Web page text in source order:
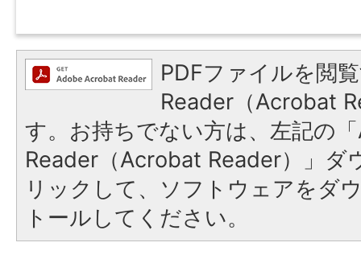
PDFファイルを閲
Reader（Acrobat
す。お持ちでない方は、左記の
Reader（Acrobat Reader）」ダ
リックして、ソフトウェアをダ
トールしてください。